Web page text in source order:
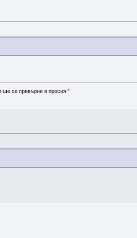
ще се превърне в просия."